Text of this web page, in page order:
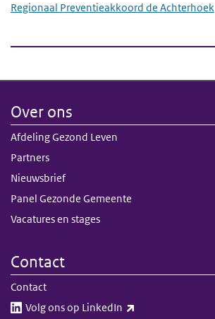
Regionaal Preventieakkoord de Achterhoek
Over ons
Afdeling Gezond Leven
Partners
Nieuwsbrief
Panel Gezonde Gemeente
Vacatures en stages
Contact
Contact
Volg ons op LinkedIn​​